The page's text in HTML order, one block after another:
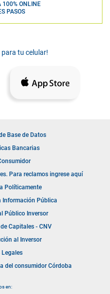
100% ONLINE
PASOS
para tu celular!
Base de Datos
Bancarias
Para reclamos ingrese aquí
Políticamente
Información Pública
Público Inversor
Capitales - CNV
al Inversor
del consumidor Córdoba
en: